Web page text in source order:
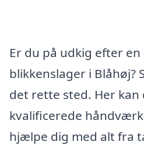
Er du på udkig efter
blikkenslager i Blåhøj?
det rette sted. Her
kvalificerede
hjælpe dig med alt fra